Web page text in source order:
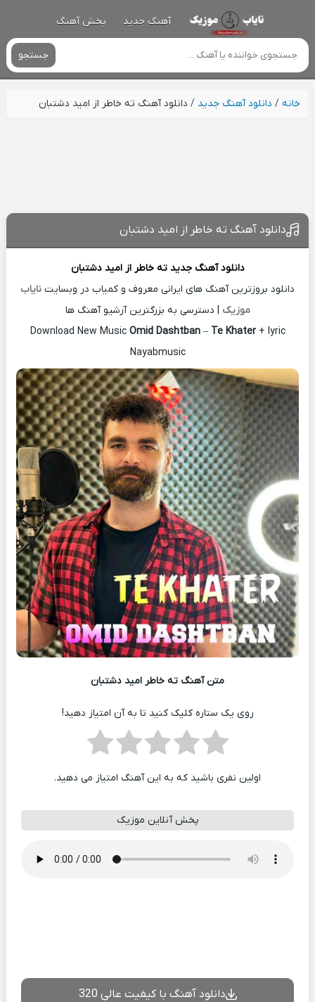
آهنگ جدید پخش آهنگ
جستجو
خانه/ دانلود آهنگ جدید / دانلود آهنگ ته خاطر از امید دشتبان
دانلود آهنگ ته خاطر از امید دشتبان
دانلود آهنگ جدید ته خاطر ازامید دشتبان
دانلود بروزترین آهنگ های ایرانی معروف و کمیاب در وبسایت نایاب
موزیک | دسترسی به بزرگترین آرشیو آهنگ ها
Download New Music Omid Dashtban– Te Khater+ lyric
Nayabmusic
متن آهنگ ته خاطر امید دشتبان
روی یک ستاره کلیک کنید تا به آن امتیاز دهید!
اولین نفری باشید که به این آهنگ امتیاز می دهید.
پخش آنلاین موزیک
دانلود آهنگ با کیفیت عالی 320